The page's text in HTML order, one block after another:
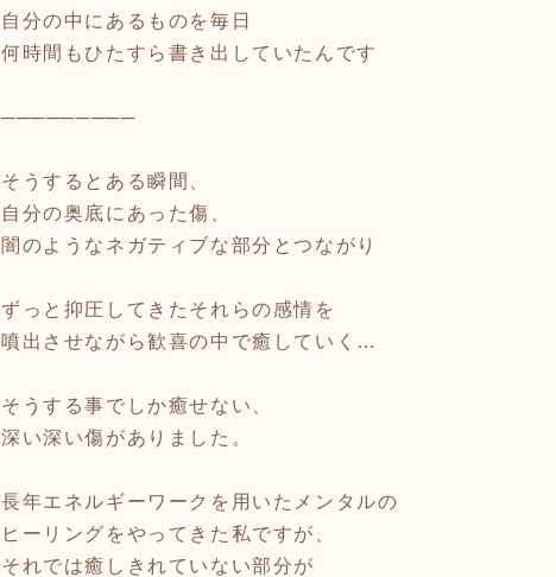
自分の中にあるものを毎日
何時間もひたすら書き出していたんです
─────────
そうするとある瞬間、
自分の奥底にあった傷、
闇のようなネガティブな部分とつながり
ずっと抑圧してきたそれらの感情を
噴出させながら歓喜の中で癒していく…
そうする事でしか癒せない、
深い深い傷がありました。
長年エネルギーワークを用いたメンタルの
ヒーリングをやってきた私ですが、
それでは癒しきれていない部分が